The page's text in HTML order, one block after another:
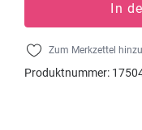
In
Zum Merkzettel
Produktnummer: